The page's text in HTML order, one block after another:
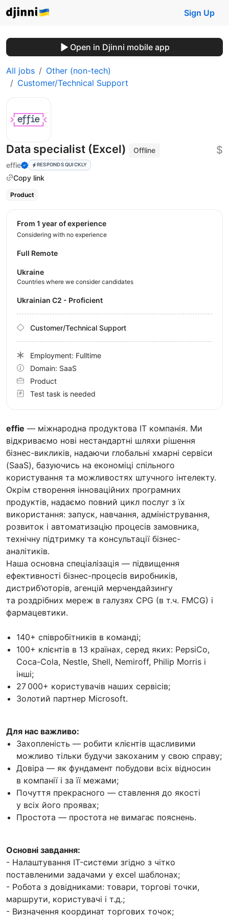
Sign Up
Open in Djinni mobile app
All jobs
Other (non-tech)
Customer/Technical Support
Data specialist (Excel)
Offline
effie
RESPONDS QUICKLY
Copy link
$
Product
effie — міжнародна продуктова IT компанія. Ми
відкриваємо нові нестандартні шляхи рішення
бізнес-викликів, надаючи глобальні хмарні сервіси
(SaaS), базуючись на економіці спільного
користування та можливостях штучного інтелекту.
Окрім створення інноваційних програмних
продуктів, надаємо повний цикл послуг з їх
використання: запуск, навчання, адміністрування,
розвиток і автоматизацію процесів замовника,
технічну підтримку та консультації бізнес-
аналітиків.
Наша основна спеціалізація — підвищення
ефективності бізнес-процесів виробників,
дистриб’юторів, агенцій мерчендайзингу
та роздрібних мереж в галузях CPG (в т.ч. FMCG) і
фармацевтики.
140+ співробітників в команді;
100+ клієнтів в 13 країнах, серед яких: PepsiCo,
Coca-Cola, Nestle, Shell, Nemiroff, Philip Morris і
інші;
27 000+ користувачів наших сервісів;
Золотий партнер Microsoft.
Для нас важливо:
Захопленість — робити клієнтів щасливими
можливо тільки будучи закоханим у свою справу;
Довіра — як фундамент побудови всіх відносин
в компанії і за її межами;
Почуття прекрасного — ставлення до якості
у всіх його проявах;
Простота — простота не вимагає пояснень.
Основні завдання:
- Налаштування IT-системи згідно з чітко
поставленими задачами у excel шаблонах;
- Робота з довідниками: товари, торгові точки,
маршрути, користувачі і т.д.;
- Визначення координат торгових точок;
from 1 year of experience
Considering with no experience
Full Remote
Ukraine
Countries where we consider candidates
Ukrainian C2 - Proficient
Customer/Technical Support
Employment: Fulltime
Domain: SaaS
Product
Test task is needed